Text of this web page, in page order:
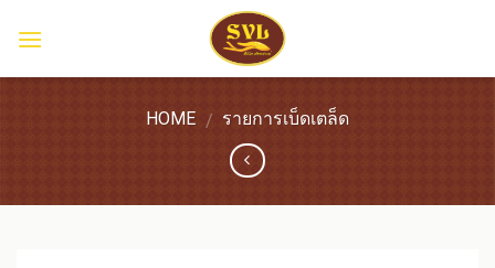
HOME / รายการเบ็ดเตล็ด